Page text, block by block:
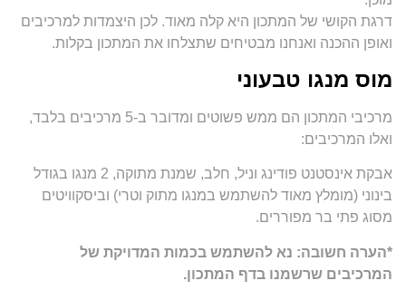
דרגת הקושי של המתכון היא קלה מאוד. לכן היצמדות למרכיבים
ואופן ההכנה ואנחנו מבטיחים שתצלחו את המתכון בקלות.
מוס מנגו טבעוני
מרכיבי המתכון הם ממש פשוטים ומדובר ב-5 מרכיבים בלבד,
ואלו המרכיבים:
אבקת אינסטנט פודינג וניל, חלב, שמנת מתוקה, 2 מנגו בגודל
בינוני (מומלץ מאוד להשתמש במנגו מתוק וטרי) וביסקוויטים
מסוג פתי בר מפוררים.
*הערה חשובה: נא להשתמש בכמות המדויקת של
המרכיבים שרשמנו בדף המתכון.